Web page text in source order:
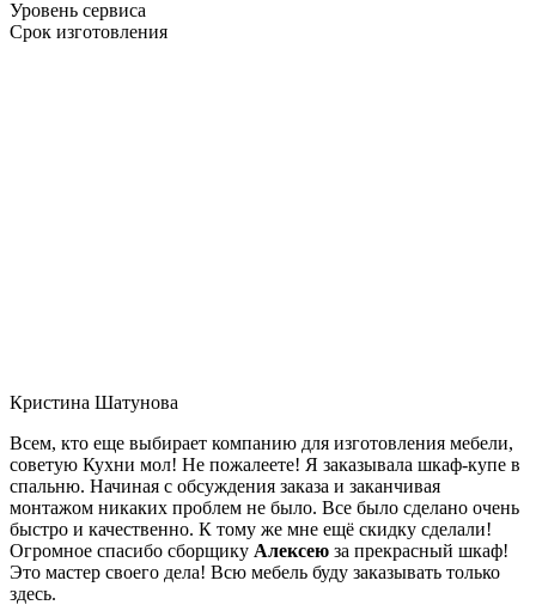
Уровень сервиса
Срок изготовления
Кристина Шатунова
Всем, кто еще выбирает компанию для изготовления мебели,
советую Кухни мол! Не пожалеете! Я заказывала шкаф-купе в
спальню. Начиная с обсуждения заказа и заканчивая
монтажом никаких проблем не было. Все было сделано очень
быстро и качественно. К тому же мне ещё скидку сделали!
Огромное спасибо сборщику Алексею за прекрасный шкаф!
Это мастер своего дела! Всю мебель буду заказывать только
здесь.